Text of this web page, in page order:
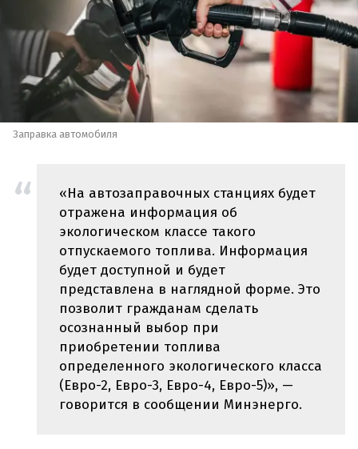
Заправка автомобиля
«На автозаправочных станциях будет
отражена информация об
экологическом классе такого
отпускаемого топлива. Информация
будет доступной и будет
представлена в наглядной форме. Это
позволит гражданам сделать
осознанный выбор при
приобретении топлива
определенного экологического класса
(Евро-2, Евро-3, Евро-4, Евро-5)», —
говорится в сообщении Минэнерго.